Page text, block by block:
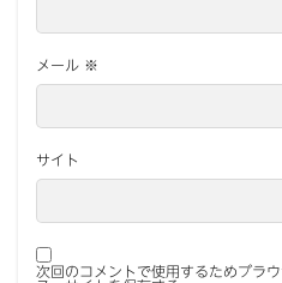
メール ※
サイト
次回のコメントで使用するためブラ